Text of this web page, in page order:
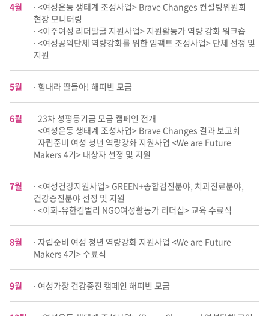
4월
∙ <여성운동 생태계 조성사업> Brave Changes 컨설팅위원회
현장 모니터링
∙ <이주여성 리더발굴 지원사업> 지원활동가 역량 강화 워크숍
∙ <여성공익단체 역량강화를 위한 임팩트 조성사업> 단체 선정 및
지원
5월 ∙ 힘내라 딸들아! 해피빈 모금
6월
∙ 23차 성평등기금 모금 캠페인 전개
∙ <여성운동 생태계 조성사업> Brave Changes 결과 보고회
∙ 자립준비 여성 청년 역량강화 지원사업 <We are Future
Makers 4기> 대상자 선정 및 지원
7월
∙ <여성건강지원사업> GREEN+종합검진분야, 치과진료분야,
건강증진분야 선정 및 지원
∙ <이화-유한킴벌리 NGO여성활동가 리더십> 교육 수료식
8월
∙ 자립준비 여성 청년 역량강화 지원사업 <We are Future
Makers 4기> 수료식
9월 ∙ 여성가장 건강증진 캠페인 해피빈 모금